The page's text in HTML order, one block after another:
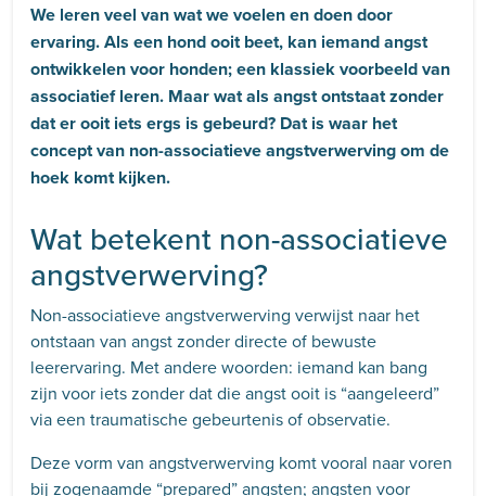
We leren veel van wat we voelen en doen door
ervaring. Als een hond ooit beet, kan iemand angst
ontwikkelen voor honden; een klassiek voorbeeld van
associatief leren. Maar wat als angst ontstaat zonder
dat er ooit iets ergs is gebeurd? Dat is waar het
concept van non-associatieve angstverwerving om de
hoek komt kijken.
Wat betekent non-associatieve
angstverwerving?
Non-associatieve angstverwerving verwijst naar het
ontstaan van angst zonder directe of bewuste
leerervaring. Met andere woorden: iemand kan bang
zijn voor iets zonder dat die angst ooit is “aangeleerd”
via een traumatische gebeurtenis of observatie.
Deze vorm van angstverwerving komt vooral naar voren
bij zogenaamde “prepared” angsten; angsten voor